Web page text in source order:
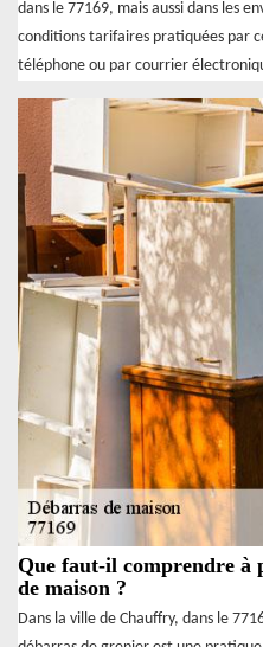
dans le 77169, mais aussi dans les
conditions tarifaires pratiquées par
téléphone ou par courrier
Que faut-il comprendre à
de maison ?
Dans la ville de Chauffry, dans le